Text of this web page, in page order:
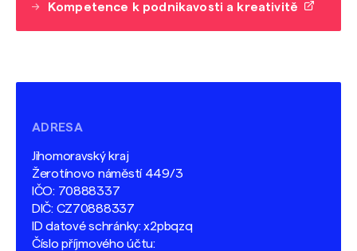
Kompetence k podnikavosti a kreativitě
ADRESA
Jihomoravský kraj
Žerotínovo náměstí 449/3
IČO: 70888337
DIČ: CZ70888337
ID datové schránky: x2pbqzq
Číslo příjmového účtu: